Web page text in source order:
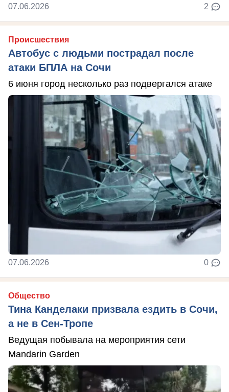
07.06.2026 2
Происшествия
Автобус с людьми пострадал после
атаки БПЛА на Сочи
6 июня город несколько раз подвергался атаке
07.06.2026 0
Общество
Тина Канделаки призвала ездить в Сочи,
а не в Сен-Тропе
Ведущая побывала на мероприятия сети
Mandarin Garden